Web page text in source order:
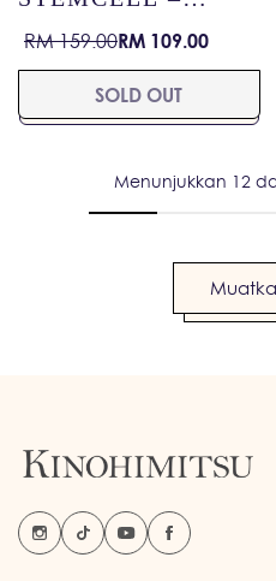
SKIN
REJUVENATION /
YOUTHFUL GLOW
Harga
jualan
RM 159.00Harga
biasa
RM 109.00
SOLD OUT
Menunjukkan 12